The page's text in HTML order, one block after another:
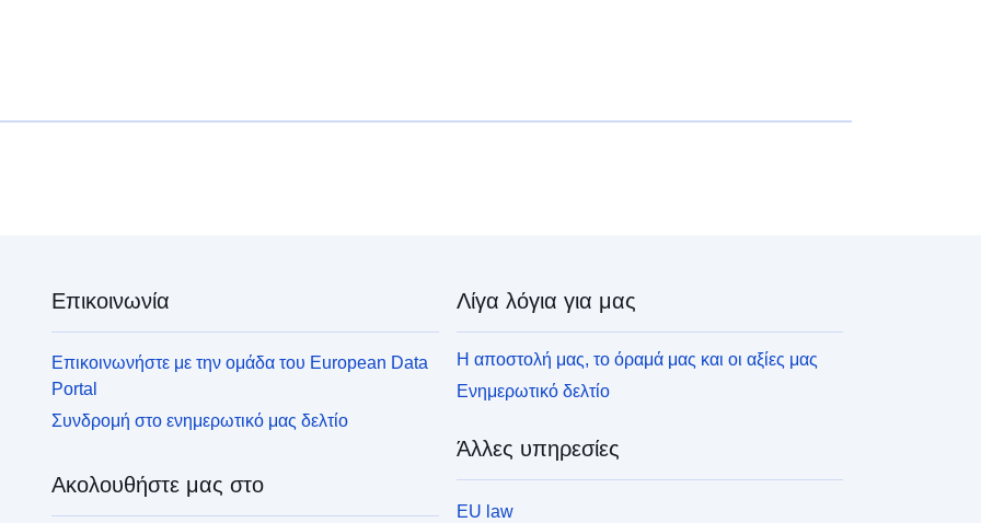
Επικοινωνία
Επικοινωνήστε με την ομάδα του European Data
Portal
Συνδρομή στο ενημερωτικό μας δελτίο
Ακολουθήστε μας στο
Λίγα λόγια για μας
Η αποστολή μας, το όραμά μας και οι αξίες μας
Ενημερωτικό δελτίο
Άλλες υπηρεσίες
EU law